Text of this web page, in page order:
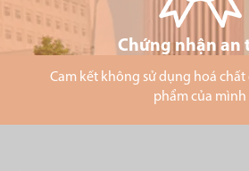
Chứng nhận an
Cam kết không sử dụng hoá
phẩm của mình